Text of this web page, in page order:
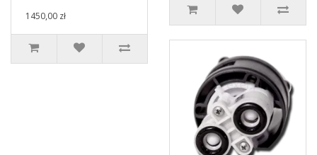
1450,00 zł